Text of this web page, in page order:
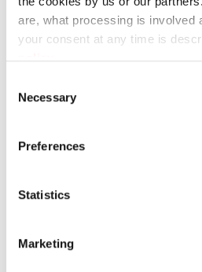
are, what processing is involved
your consent at any time is
policy.
Selection
Necessary
Preferences
Statistics
Marketing
SECURIO
mm